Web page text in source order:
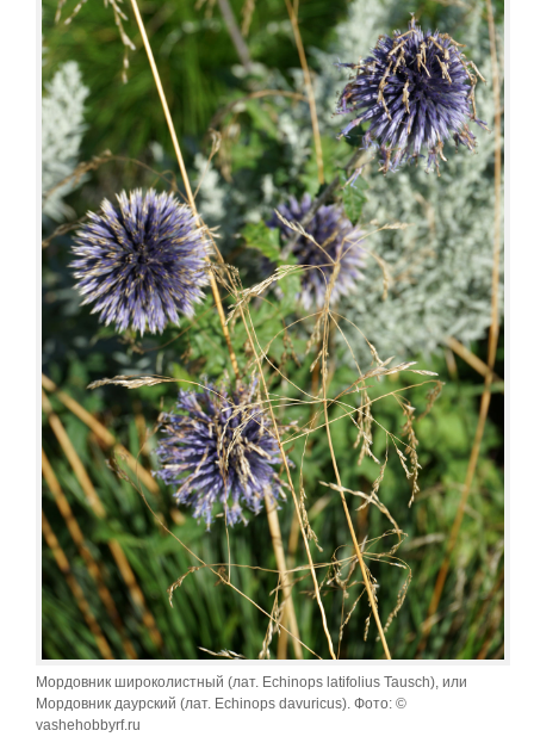
Мордовник широколистный (лат. Echinops latifolius Tausch), или
Мордовник даурский (лат. Echinops davuricus). Фото: ©
vashehobbyrf.ru